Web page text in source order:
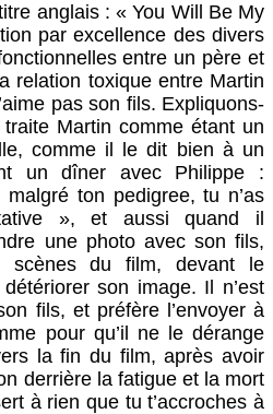
anglais : « You Will Be My
par excellence des divers
entre un père et
relation toxique entre Martin
pas son fils. Expliquons-
Martin comme étant un
comme il le dit bien à un
un dîner avec Philippe :
ton pedigree, tu n’as
», et aussi quand il
une photo avec son fils,
scènes du film, devant le
son image. Il n’est
fils, et préfère l’envoyer à
pour qu’il ne le dérange
la fin du film, après avoir
derrière la fatigue et la mort
à rien que tu t’accroches à